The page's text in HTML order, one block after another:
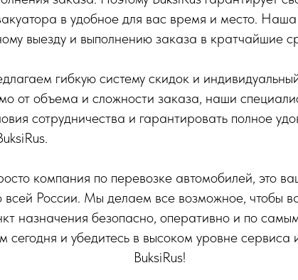
в удобное для вас время и место.
выезду и выполнению заказа в кратчайшие
гибкую систему скидок и
от объема и сложности заказа, наши
сотрудничества и гарантировать полное
компания по перевозке автомобилей, это
всей России. Мы делаем все возможное, чтобы
назначения безопасно, оперативно и по
сегодня и убедитесь в высоком уровне
BuksiRus!